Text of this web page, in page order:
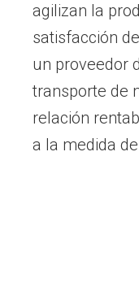
agilizan la
satisfacción
un proveedor
transporte de
relación
a la medida